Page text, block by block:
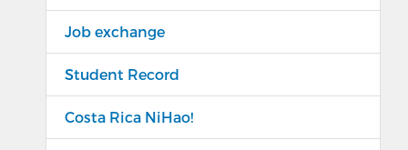
Job exchange
Student Record
Costa Rica NiHao!